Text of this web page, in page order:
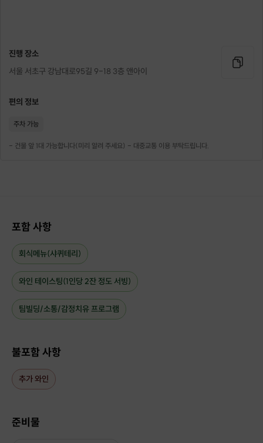
진행 장소
서울 서초구 강남대로95길 9-18 3층 앤아이
편의 정보
주차 가능
- 건물 앞 1대 가능합니다(미리 알려 주세요) - 대중교통 이용 부탁드립니다.
포함 사항
회식메뉴(샤퀴테리)
와인 테이스팅(1인당 2잔 정도 서빙)
팀빌딩/소통/감정치유 프로그램
불포함 사항
추가 와인
준비물